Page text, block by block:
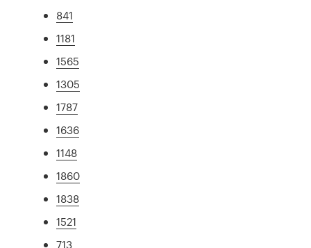
841
1181
1565
1305
1787
1636
1148
1860
1838
1521
713